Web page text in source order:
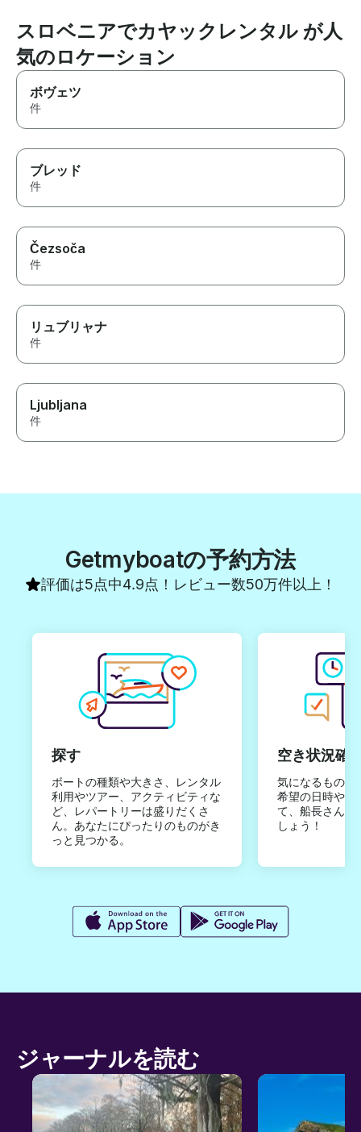
スロベニアでカヤックレンタル が人
気のロケーション
ボヴェツ
件
ブレッド
件
Čezsoča
件
リュブリャナ
件
Ljubljana
件
Getmyboatの予約方法
評価は5点中4.9点！レビュー数50万件以上！
探す
ボートの種類や大きさ、レンタル
利用やツアー、アクティビティな
ど、レパートリーは盛りだくさ
ん。あなたにぴったりのものがき
っと見つかる。
空き状況確
気になるものは
希望の日時やご
て、船長さんか
しょう！
ジャーナルを読む